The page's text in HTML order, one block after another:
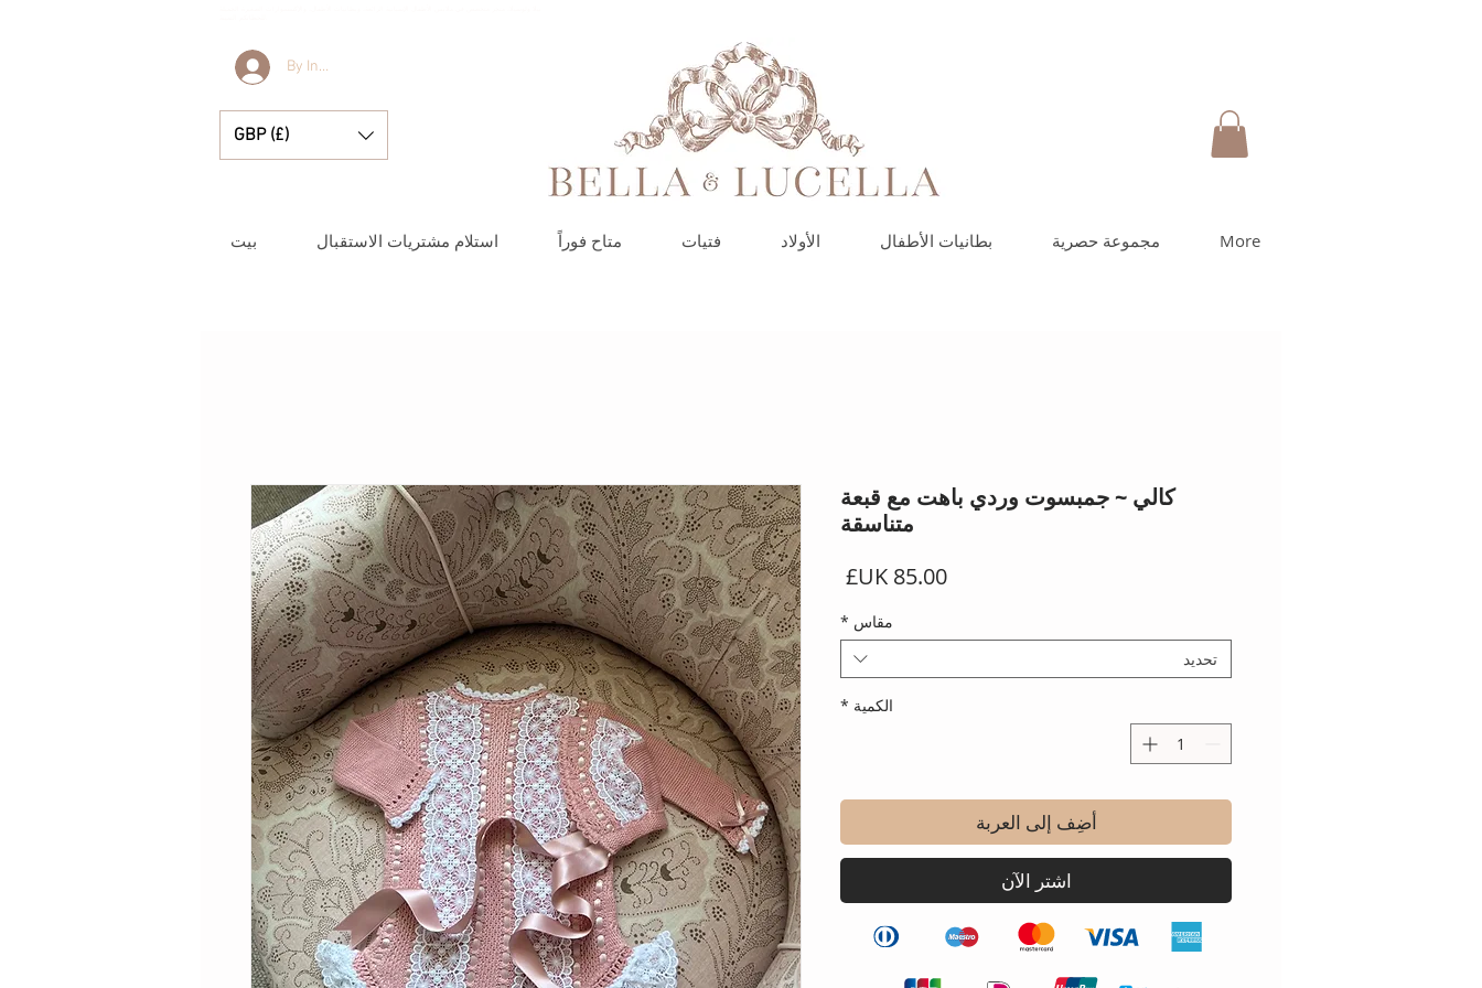
By Invitation Only
GBP (£)
بيت استلام مشتريات الاستقبال متاح فوراً فتيات الأولاد بطانيات الأطفال مجموعة حصرية More
كالي ~ جمبسوت وردي باهت مع قبعة
متناسقة
السعر
مقاس *
تحديد
الكمية *
أضِف إلى العربة
اشترِ الآن